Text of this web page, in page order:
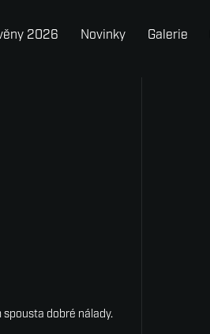
2026 Novinky Galerie
spousta dobré nálady.